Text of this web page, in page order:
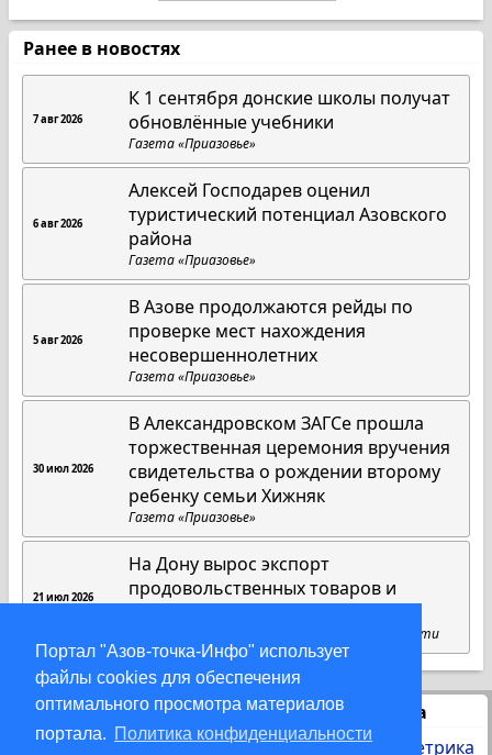
Портал "Азов-точка-Инфо" использует
файлы cookies для обеспечения
оптимального просмотра материалов
портала. Политика конфиденциальности
Ранее в новостях
7 авг 2026
К 1 сентября донские школы получат
обновлённые учебники
Газета «Приазовье»
6 авг 2026
Алексей Господарев оценил
туристический потенциал Азовского
района
Газета «Приазовье»
5 авг 2026
В Азове продолжаются рейды по
проверке мест нахождения
несовершеннолетних
Газета «Приазовье»
30 июл 2026
В Александровском ЗАГСе прошла
торжественная церемония вручения
свидетельства о рождении второму
ребенку семьи Хижняк
Газета «Приазовье»
21 июл 2026
На Дону вырос экспорт
продовольственных товаров и
Пресс-служба губернатора Ростовской области
Статистика